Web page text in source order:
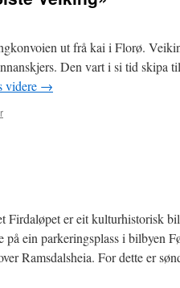
ut frå kai i Florø.
Den vart i si tid skipa
videre →
er eit kulturhistorisk
på ein parkeringsplass i bilbyen
Ramsdalsheia. For dette er